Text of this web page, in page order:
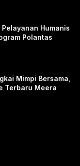
Humanis
Polantas
Mimpi Bersama,
Terbaru Meera